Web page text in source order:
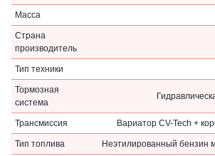
Масса
Страна
производитель
Тип техники
Тормозная
система
Трансмиссия Вариатор CV-Tech +
Тип топлива Неэтилированный бензин